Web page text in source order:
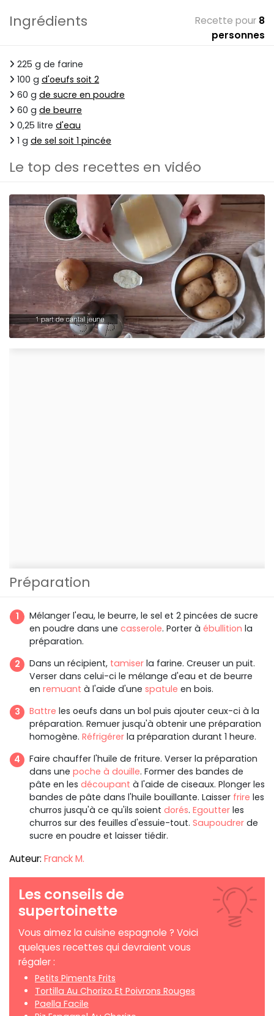
Ingrédients Recette pour 8
personnes
225 g de farine
100 g d'oeufs soit 2
60 g de sucre en poudre
60 g de beurre
0,25 litre d'eau
1 g de sel soit 1 pincée
Le top des recettes en vidéo
Préparation
Mélanger l'eau, le beurre, le sel et 2 pincées de sucre
en poudre dans une casserole. Porter à ébullition la
préparation.
Dans un récipient, tamiser la farine. Creuser un puit.
Verser dans celui-ci le mélange d'eau et de beurre
en remuant à l'aide d'une spatule en bois.
Battre les oeufs dans un bol puis ajouter ceux-ci à la
préparation. Remuer jusqu'à obtenir une préparation
homogène. Réfrigérer la préparation durant 1 heure.
Faire chauffer l'huile de friture. Verser la préparation
dans une poche à douille. Former des bandes de
pâte en les découpant à l'aide de ciseaux. Plonger les
bandes de pâte dans l'huile bouillante. Laisser frire les
churros jusqu'à ce qu'ils soient dorés. Egoutter les
churros sur des feuilles d'essuie-tout. Saupoudrer de
sucre en poudre et laisser tiédir.
Auteur: Franck M.
Les conseils de
supertoinette
Vous aimez la cuisine espagnole ? Voici
quelques recettes qui devraient vous
régaler :
Petits Piments Frits
Tortilla Au Chorizo Et Poivrons Rouges
Paella Facile